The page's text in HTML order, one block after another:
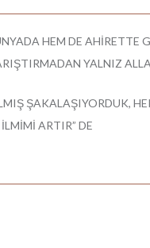
HEM DE AHİRETTE
YALNIZ
ŞAKALAŞIYORDUK,
ARTIR” DE